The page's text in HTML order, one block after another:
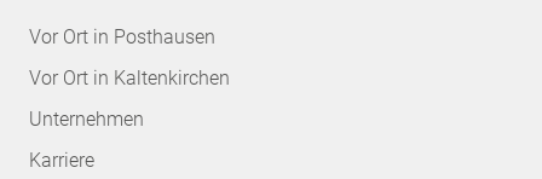
Vor Ort in Posthausen
Vor Ort in Kaltenkirchen
Unternehmen
Karriere